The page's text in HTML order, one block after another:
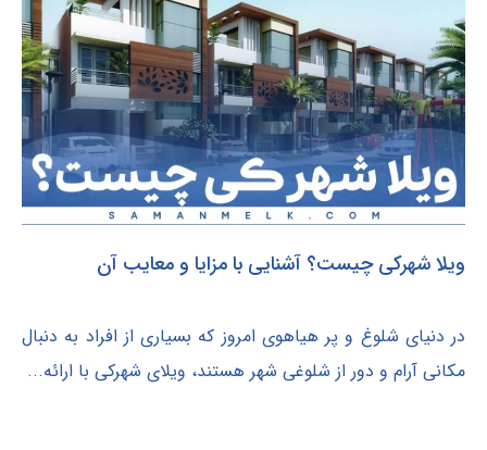
ویلا شهرکی چیست؟ آشنایی با مزایا و معایب آن
در دنیای شلوغ و پر هیاهوی امروز که بسیاری از افراد به دنبال
مکانی آرام و دور از شلوغی شهر هستند، ویلای شهرکی با ارائه...